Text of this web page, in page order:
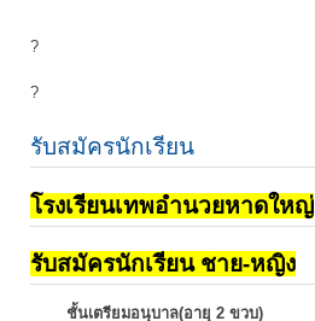
?
?
รับสมัครนักเรียน
โรงเรียนเทพอำนวยหาดใหญ่
รับสมัครนักเรียน ชาย-หญิง
ชั้นเตรียมอนุบาล(อายุ 2 ขวบ)